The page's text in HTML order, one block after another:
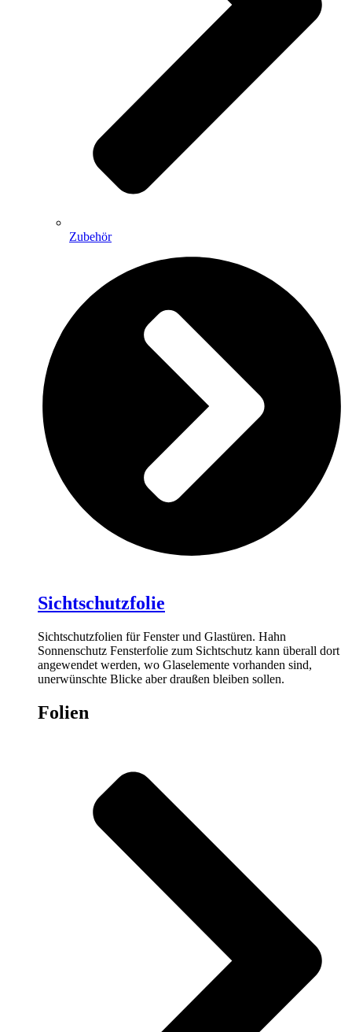
Zubehör
Sichtschutzfolie
Sichtschutzfolien für Fenster und Glastüren. Hahn
Sonnenschutz Fensterfolie zum Sichtschutz kann überall dort
angewendet werden, wo Glaselemente vorhanden sind,
unerwünschte Blicke aber draußen bleiben sollen.
Folien